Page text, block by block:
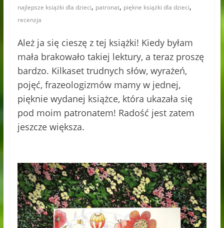
najlepsze książki dla dzieci, patronat, piękne książki dla dzieci,
recenzja
Ależ ja się cieszę z tej książki! Kiedy byłam
mała brakowało takiej lektury, a teraz proszę
bardzo. Kilkaset trudnych słów, wyrażeń,
pojęć, frazeologizmów mamy w jednej,
pięknie wydanej książce, która ukazała się
pod moim patronatem! Radość jest zatem
jeszcze większa.